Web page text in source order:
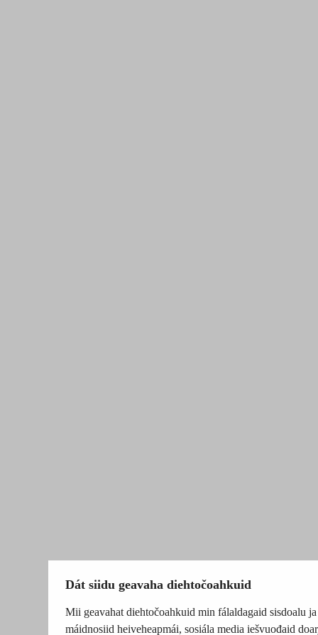
Dát siidu geavaha diehtočoahkuid
Mii geavahat diehtočoahkuid min fálaldagaid sisdoalu ja
máidnosiid heiveheapmái, sosiála media iešvuođaid